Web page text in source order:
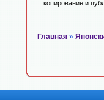
копирование и
Главная »